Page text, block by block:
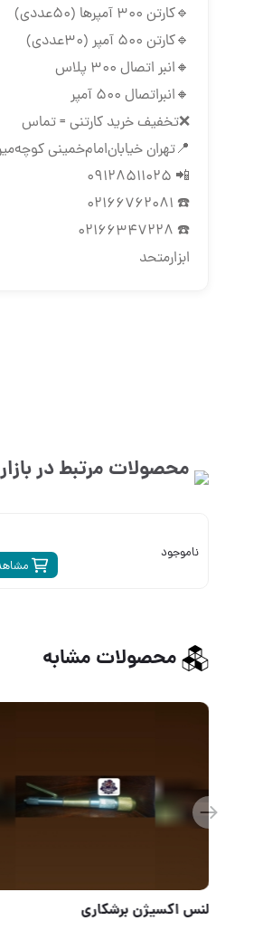
🔹کارتن ۳۰۰ آمپرها (۵۰عددی)
🔹کارتن ۵۰۰ آمپر (۳۰عددی)
🔸انبر اتصال ۳۰۰ پلاس
🔸انبراتصال ۵۰۰ آمپر
❌تخفیف خرید کارتنی = تماس
📍تهران ‌خیابان‌امام‌خمینی‌
📲 09128511025
☎️ 02166762081
☎️ 02166347228
ابزارمتحد
محصولات مرتبط در بازار
ناموجود
محصولات مشابه
انبراتصال جوشکاری سپهرجوش